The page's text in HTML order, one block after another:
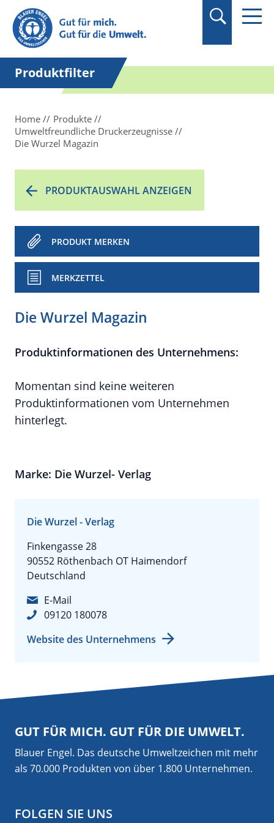
Suchbegriff in
Anführungszeichen
setzen.
Produktfilter
Home
Produkte
Umweltfreundliche Druckerzeugnisse
Die Wurzel Magazin
PRODUKTAUSWAHL ANZEIGEN
PRODUKT MERKEN
MERKZETTEL
Die Wurzel Magazin
Produktinformationen des Unternehmens:
Momentan sind keine weiteren
Produktinformationen vom Unternehmen
hinterlegt.
Marke: Die Wurzel- Verlag
Die Wurzel - Verlag
Finkengasse 28
90552 Röthenbach OT Haimendorf
Deutschland
E-Mail
09120 180078
Website des Unternehmens
GUT FÜR MICH. GUT FÜR DIE UMWELT.
Blauer Engel. Das deutsche Umweltzeichen mit mehr
als 70.000 Produkten von über 1.800 Unternehmen.
FOLGEN SIE UNS